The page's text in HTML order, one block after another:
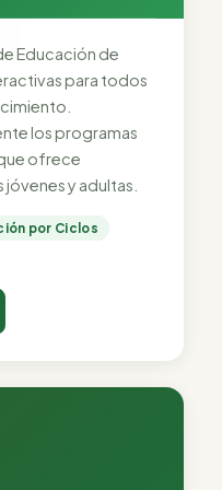
Educación de
para todos
los programas
ofrece
y adultas.
por Ciclos